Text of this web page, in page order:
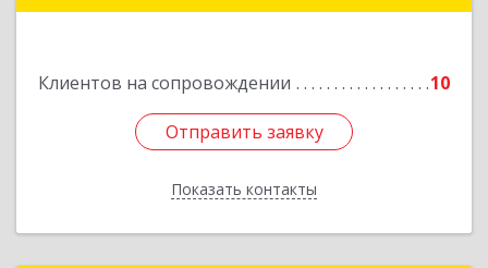
Клиентов на сопровождении 10
Отправить заявку
Показать контакты
Отправить заявку
Назад